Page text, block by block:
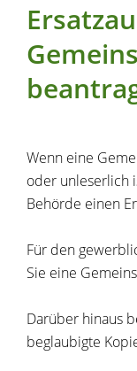
Wenn eine
oder unleserlich
Behörde einen
Für den
Sie eine
Darüber hinaus
beglaubigte